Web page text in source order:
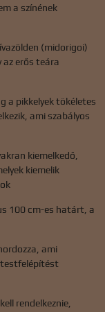
a színének
(midorigoi)
az erős teára
a pikkelyek tökéletes
ami szabályos
kiemelkedő,
kiemelik
100 cm-es határt, a
ami
testfelépítést
rendelkeznie,